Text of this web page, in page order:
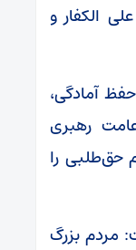
الکفار و
آمادگی،
رهبری
حق‌طلبی را
مردم بزرگ